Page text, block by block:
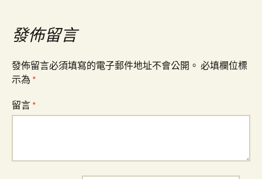
導
覽
發佈留言
發佈留言必須填寫的電子郵件地址不會公開。 必填欄位標
示為 *
留言 *